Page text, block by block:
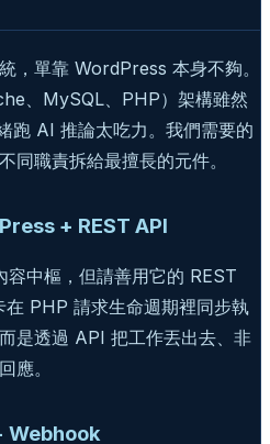
，單靠 WordPress 本身不夠。
、MySQL、PHP）架構雖然
跑 AI 推論太吃力。我們需要的
同職責拆給最擅長的元件。
+ REST API
中樞，但請善用它的 REST
PHP 請求生命週期裡同步執
是透過 API 把工作丟出去、非
應。
Webhook